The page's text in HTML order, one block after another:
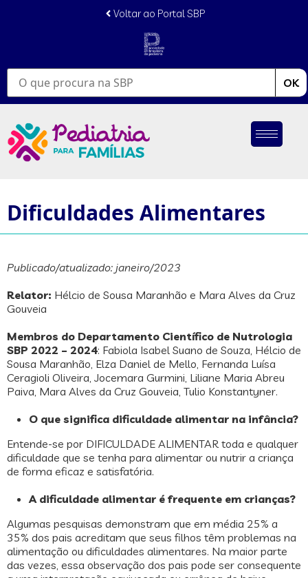
Voltar ao Portal SBP
OK
Dificuldades Alimentares
Publicado/atualizado: janeiro/2023
Relator: Hélcio de Sousa Maranhão e Mara Alves da Cruz
Gouveia
Membros do Departamento Científico de Nutrologia
SBP 2022 – 2024: Fabiola Isabel Suano de Souza, Hélcio de
Sousa Maranhão, Elza Daniel de Mello, Fernanda Luísa
Ceragioli Oliveira, Jocemara Gurmini, Liliane Maria Abreu
Paiva, Mara Alves da Cruz Gouveia, Tulio Konstantyner.
O que significa dificuldade alimentar na infância?
Entende-se por DIFICULDADE ALIMENTAR toda e qualquer
dificuldade que se tenha para alimentar ou nutrir a criança
de forma eficaz e satisfatória.
A dificuldade alimentar é frequente em crianças?
Algumas pesquisas demonstram que em média 25% a
35% dos pais acreditam que seus filhos têm problemas na
alimentação ou dificuldades alimentares. Na maior parte
das vezes, essa observação dos pais pode ser consequente